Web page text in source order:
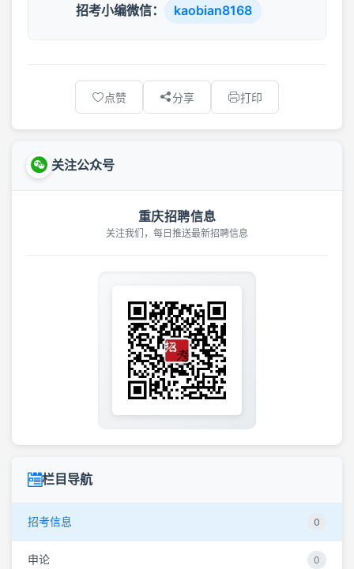
招考小编微信： kaobian8168
点赞 分享 打印
关注公众号
重庆招聘信息
关注我们，每日推送最新招聘信息
栏目导航
招考信息 0
申论 0